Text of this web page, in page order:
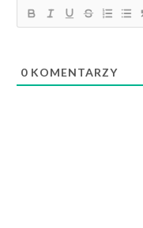
0 KOMENTARZY